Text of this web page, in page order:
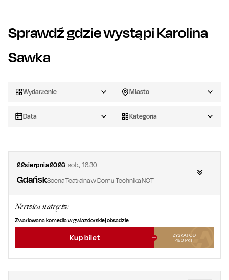
Sprawdź gdzie wystąpi Karolina
Sawka
Wydarzenie Miasto
Data Kategoria
22sierpnia2026 sob., 16.30
GdańskScena Teatralna w Domu Technika NOT
Nerwica natręctw
Zwariowana komedia w gwiazdorskiej obsadzie
Kup bilet
ZYSKAJ OD
420 PKT